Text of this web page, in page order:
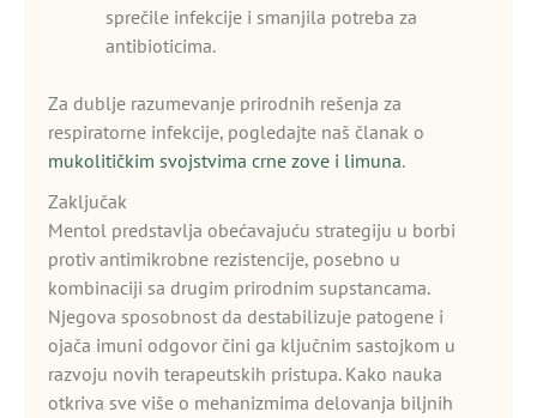
sprečile infekcije i smanjila potreba za
antibioticima.
Za dublje razumevanje prirodnih rešenja za
respiratorne infekcije, pogledajte naš članak o
mukolitičkim svojstvima crne zove i limuna.
Zaključak
Mentol predstavlja obećavajuću strategiju u borbi
protiv antimikrobne rezistencije, posebno u
kombinaciji sa drugim prirodnim supstancama.
Njegova sposobnost da destabilizuje patogene i
ojača imuni odgovor čini ga ključnim sastojkom u
razvoju novih terapeutskih pristupa. Kako nauka
otkriva sve više o mehanizmima delovanja biljnih